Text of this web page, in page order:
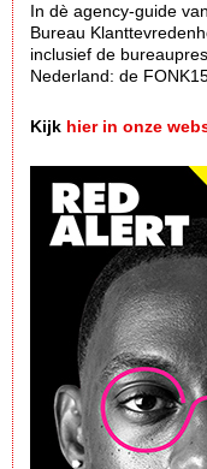
In dè agency-guide
Bureau
inclusief de
Nederland: de
Kijk hier in onze